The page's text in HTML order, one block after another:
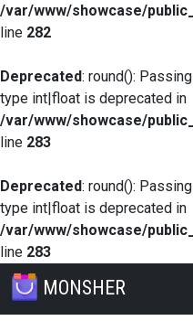
/var/www/showcase/
line 282
Deprecated: round():
type int|float is deprecated in
/var/www/showcase/
line 283
Deprecated: round():
type int|float is deprecated in
/var/www/showcase/
line 283
MONSHER